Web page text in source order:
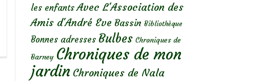
les enfants Avec L'Association des
Amis d'André Eve Bassin Bibliothèque
Bonnes adresses Bulbes Chroniques de
Barney Chroniques de mon
jardin Chroniques de Nala